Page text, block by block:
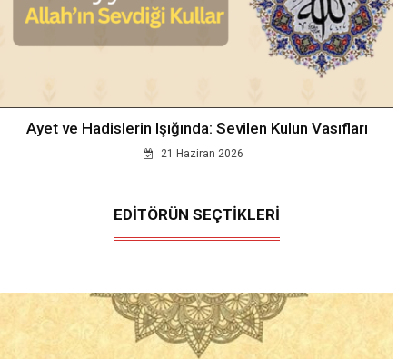
Ayet ve Hadislerin Işığında: Sevilen Kulun Vasıfları
21 Haziran 2026
EDİTÖRÜN SEÇTİKLERİ